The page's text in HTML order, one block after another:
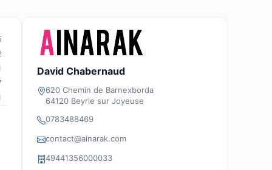
David Chabernaud
620 Chemin de Barnexborda
64120 Beyrie sur Joyeuse
0783488469
contact@ainarak.com
49441356000033